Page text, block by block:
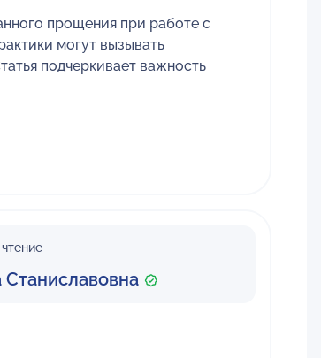
прощения при работе с
могут вызывать
подчеркивает важность